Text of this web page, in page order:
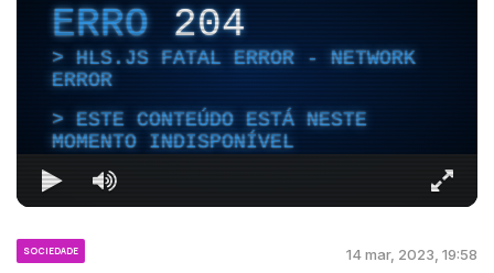
ERRO204
HLS.JS FATAL ERROR - NETWORK
ERROR
ESTE CONTEÚDO ESTÁ NESTE
MOMENTO INDISPONÍVEL
SOCIEDADE 14 mar, 2023, 19:58